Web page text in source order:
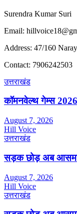
Surendra Kumar Suri
Email:
Address: 47/160
Contact: 7906242503
उत्तराखंड
कॉमनवेल्थ गेम्स
August 7, 2026
Hill Voice
उत्तराखंड
सड़क छोड़ अब
August 7, 2026
Hill Voice
उत्तराखंड